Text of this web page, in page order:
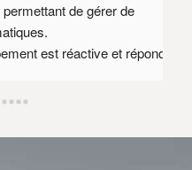
de gérer de
est réactive et réponds
vous dès que mon
axes d'amélioration.